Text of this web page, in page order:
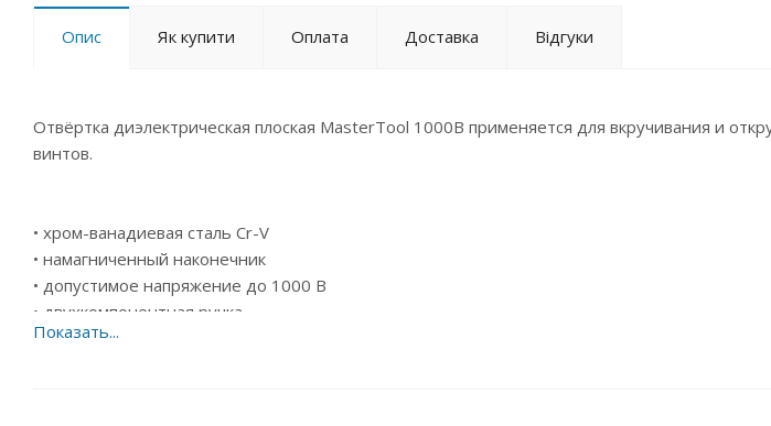
Опис Як купити Оплата Доставка Відгуки
Отвёртка диэлектрическая плоская MasterTool 1000В применяется для вкручивания и
винтов.
• хром-ванадиевая сталь Cr-V
• намагниченный наконечник
• допустимое напряжение до 1000 В
• двухкомпонентная ручка
• закаленная рабочая поверхность